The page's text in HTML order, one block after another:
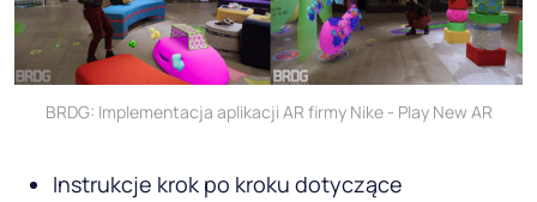
BRDG: Implementacja aplikacji AR firmy Nike - Play New AR
Instrukcje krok po kroku dotyczące